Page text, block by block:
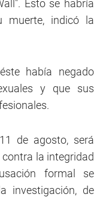
Esto se habría
muerte, indicó la
había negado
y que sus
de agosto, será
la integridad
formal se
investigación, de